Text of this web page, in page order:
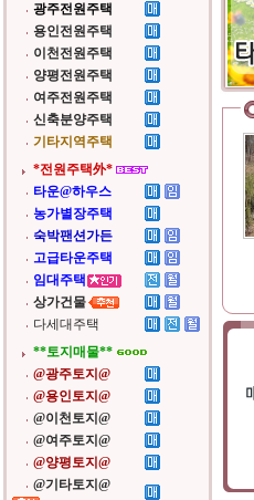
광주전원주택
용인전원주택
이천전원주택
양평전원주택
여주전원주택
신축분양주택
기타지역주택
*전원주택外*
타운@하우스
농가별장주택
숙박팬션가든
고급타운주택
임대주택
상가건물
다세대주택
**토지매물**
@광주토지@
@용인토지@
@이천토지@
@여주토지@
@양평토지@
@기타토지@